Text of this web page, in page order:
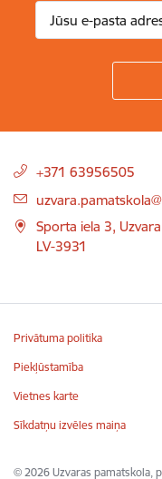
+371 63956505
Sporta iela 3,
LV-3931
© 2026 Uzvaras pamatskola,
Privātuma politika
Piekļūstamība
Vietnes karte
Sīkdatņu izvēles maiņa